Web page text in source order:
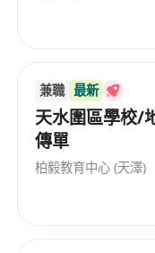
兼職 最新
天水圍區學校/
傳單
柏毅教育中心 (天澤)